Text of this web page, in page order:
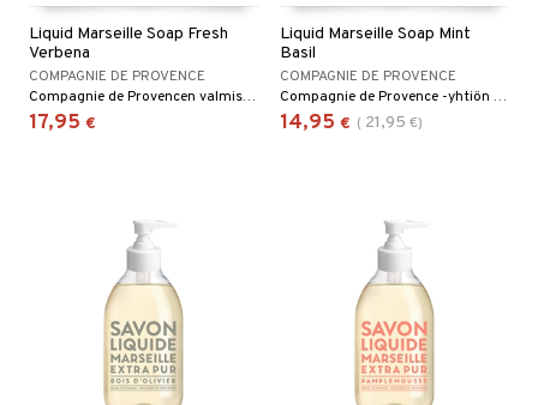
Liquid Marseille Soap Fresh
Verbena
COMPAGNIE DE PROVENCE
Compagnie de Provencen valmistama nestemäinen, sulfaatiton saippua, jossa on kasviöljyjä ja verbenan tuoksu.
17,95 €
Liquid Marseille Soap Mint
Basil
COMPAGNIE DE PROVENCE
Compagnie de Provence -yhtiön valmistama nestesaippua, joka sisältää mintun ja basilikan eteerisiä öljyjä.
14,95 € ( 21,95 €)